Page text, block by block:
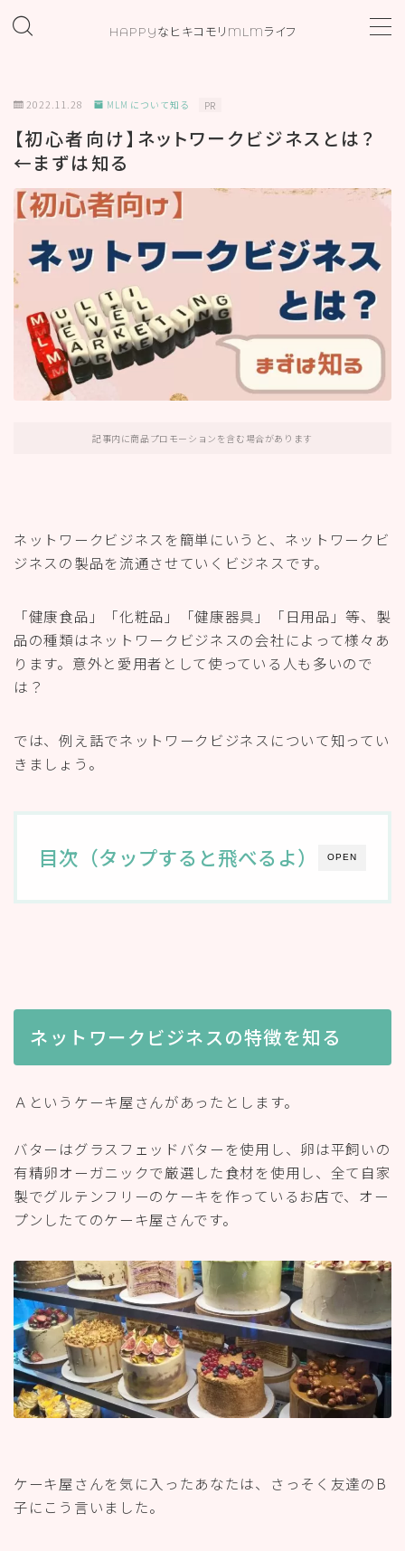
HAPPYなヒキコモリMLMライフ
プロフィール
お問い合わせ
カテゴリー
2022.11.28 MLM について知る PR
【初心者向け】ネットワークビジネスとは？
←まずは知る
記事内に商品プロモーションを含む場合があります
ネットワークビジネスを簡単にいうと、ネットワークビ
ジネスの製品を流通させていくビジネスです。
「健康食品」「化粧品」「健康器具」「日用品」等、製
品の種類はネットワークビジネスの会社によって様々あ
ります。意外と愛用者として使っている人も多いので
は？
では、例え話でネットワークビジネスについて知ってい
きましょう。
OPEN
目次（タップすると飛べるよ）
ネットワークビジネスの特徴を知る
Ａというケーキ屋さんがあったとします。
バターはグラスフェッドバターを使用し、卵は平飼いの
有精卵オーガニックで厳選した食材を使用し、全て自家
製でグルテンフリーのケーキを作っているお店で、オー
プンしたてのケーキ屋さんです。
ケーキ屋さんを気に入ったあなたは、さっそく友達のB
子にこう言いました。